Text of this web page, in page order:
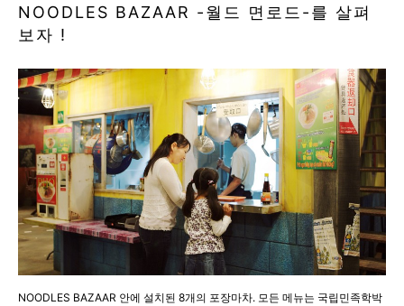
NOODLES BAZAAR -월드 면로드-를 살펴
보자 !
NOODLES BAZAAR 안에 설치된 8개의 포장마차. 모든 메뉴는 국립민족학박